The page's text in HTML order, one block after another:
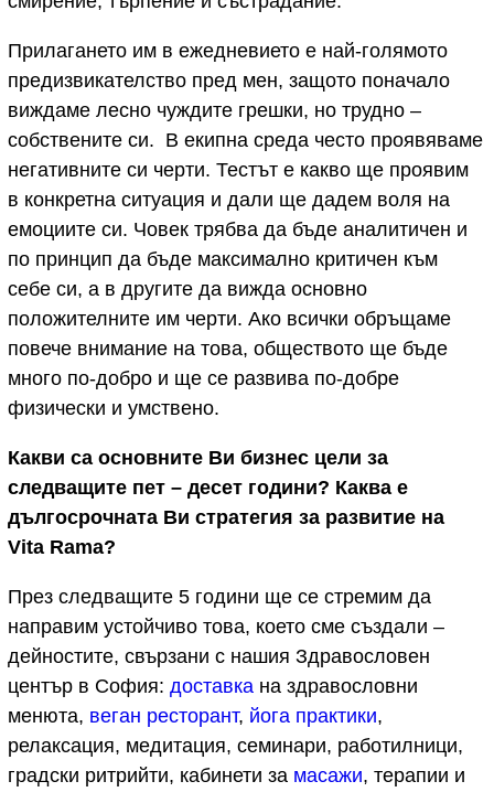
Прилагането им в ежедневието е най-голямото
предизвикателство пред мен, защото поначало
виждаме лесно чуждите грешки, но трудно –
собствените си. В екипна среда често проявяваме
негативните си черти. Тестът е какво ще проявим
в конкретна ситуация и дали ще дадем воля на
емоциите си. Човек трябва да бъде аналитичен и
по принцип да бъде максимално критичен към
себе си, а в другите да вижда основно
положителните им черти. Ако всички обръщаме
повече внимание на това, обществото ще бъде
много по-добро и ще се развива по-добре
физически и умствено.
Какви са основните Ви бизнес цели за
следващите пет – десет години? Каква е
дългосрочната Ви стратегия за развитие на
Vita Rama?
През следващите 5 години ще се стремим да
направим устойчиво това, което сме създали –
дейностите, свързани с нашия Здравословен
център в София: доставка на здравословни
менюта, веган ресторант, йога практики,
релаксация, медитация, семинари, работилници,
градски ритрийти, кабинети за масажи, терапии и